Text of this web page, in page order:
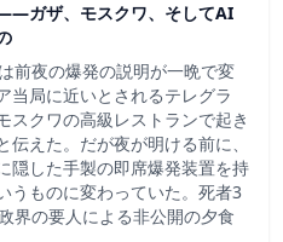
ガザ、モスクワ、そしてAI
前夜の爆発の説明が一晩で変
当局に近いとされるテレグラ
スクワの高級レストランで起き
えた。だが夜が明ける前に、
隠した手製の即席爆発装置を持
うものに変わっていた。死者3
界の要人による非公開の夕食